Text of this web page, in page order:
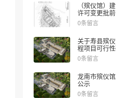
（殡仪馆）
许可变更批
0条留言
关于寿县殡
程项目可行
批复
0条留言
龙南市殡仪
公示
0条留言